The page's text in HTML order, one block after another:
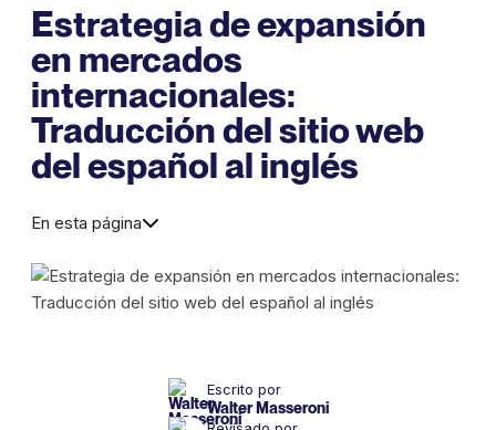
Estrategia de expansión
en mercados
internacionales:
Traducción del sitio web
del español al inglés
En esta página
Escrito por
Walter Masseroni